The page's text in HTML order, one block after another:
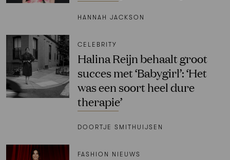
HANNAH JACKSON
CELEBRITY
Halina Reijn behaalt groot
succes met ‘Babygirl’: ‘Het
was een soort heel dure
therapie’
DOORTJE SMITHUIJSEN
FASHION NIEUWS